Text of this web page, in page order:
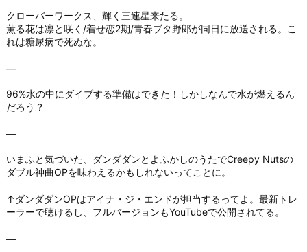
クローバーワークス、輝く三連星来たる。
薫る花は凛と咲く/着せ恋2期/青春ブタ野郎が同日に放送される。こ
れは糖尿病で死ぬな。
—
96%水の中にダイブする準備はできた！しかしなんで水が燃えるん
だろう？
—
いまふと気づいた、ダンダダンとよふかしのうたでCreepy Nutsの
ダブル神曲OPを味わえるかもしれないってことに。
↑ダンダダンOPはアイナ・ジ・エンドが担当するってよ。最新トレ
ーラーで聴けるし、フルバージョンもYouTubeで公開されてる。
—